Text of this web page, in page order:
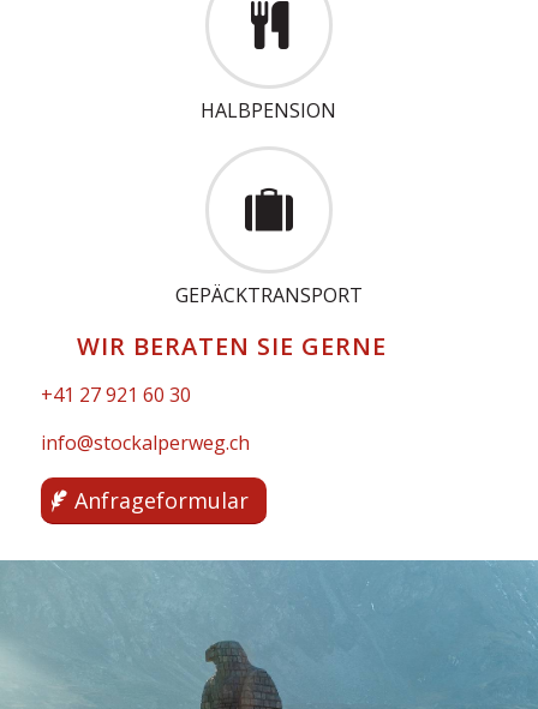
HALBPENSION
GEPÄCKTRANSPORT
WIR BERATEN SIE GERNE
+41 27 921 60 30
info@stockalperweg.ch
Anfrageformular